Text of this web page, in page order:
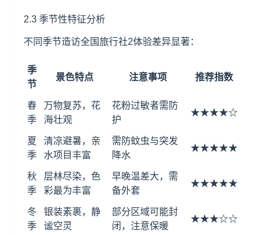
2.3 季节性特征分析
不同季节造访全国旅行社2体验差异显著：
季
节
景色特点 注意事项 推荐指数
春
季
万物复苏，花
海壮观
花粉过敏者需防
护
★★★★☆
夏
季
清凉避暑，亲
水项目丰富
需防蚊虫与突发
降水
★★★★★
秋
季
层林尽染，色
彩最为丰富
早晚温差大，需
备外套
★★★★★
冬
季
银装素裹，静
谧空灵
部分区域可能封
闭，注意保暖
★★★☆☆